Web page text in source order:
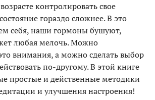
контролировать свое
гораздо сложнее. В это
себя, наши гормоны бушуют,
любая мелочь. Можно
внимания, а можно сделать выбор
по-другому. В этой книге
простые и действенные методики
и улучшения настроения!